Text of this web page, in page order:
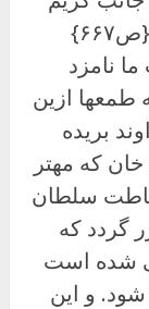
نامزد شود، و دیگر آنکه مارا عریف {ص۶۶۷}
نامزد
طمعها ازین
بریده
که مهتر
سلطان
گردد که
شده است
و این